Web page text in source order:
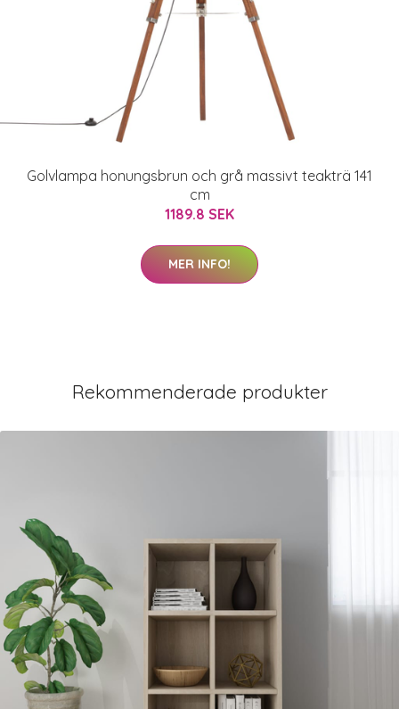
Golvlampa honungsbrun och grå massivt teakträ 141
cm
1189.8 SEK
MER INFO!
Rekommenderade produkter